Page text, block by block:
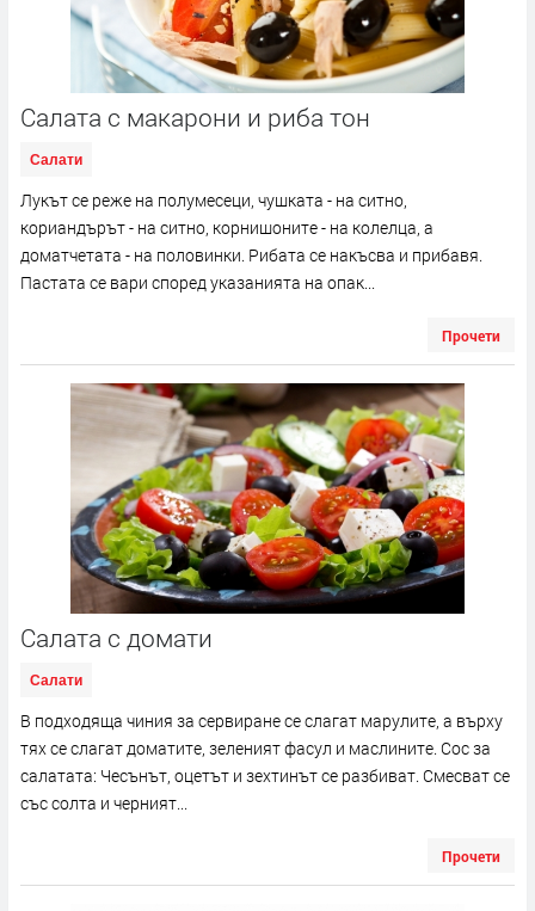
Салата с макарони и риба тон
Салати
Лукът се реже на полумесеци, чушката - на ситно,
кориандърът - на ситно, корнишоните - на колелца, а
доматчетата - на половинки. Рибата се накъсва и прибавя.
Пастата се вари според указанията на опак...
Прочети
Салата с домати
Салати
В подходяща чиния за сервиране се слагат марулите, а върху
тях се слагат доматите, зеленият фасул и маслините. Сос за
салатата: Чесънът, оцетът и зехтинът се разбиват. Смесват се
със солта и черният...
Прочети